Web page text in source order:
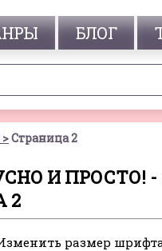
БЛОГ
Страница 2
И ПРОСТО! -
2
размер